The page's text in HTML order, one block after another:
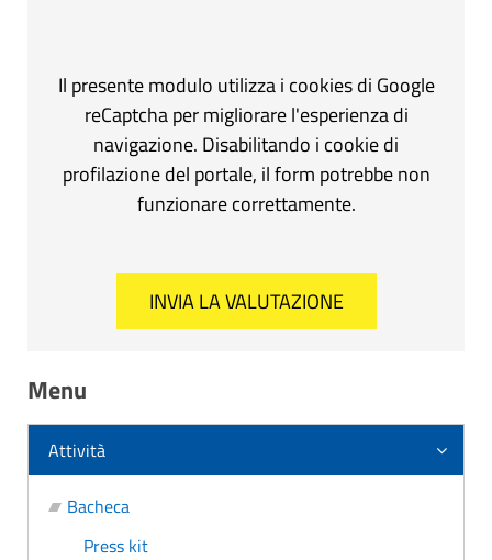
Il presente modulo utilizza i cookies di Google
reCaptcha per migliorare l'esperienza di
navigazione. Disabilitando i cookie di
profilazione del portale, il form potrebbe non
funzionare correttamente.
Menu
Attività
Bacheca
Press kit